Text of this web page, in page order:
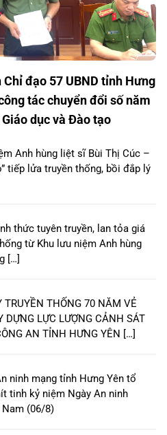
đạo 57 UBND tỉnh Hưng
tác chuyển đổi số năm
dục và Đào tạo
Anh hùng liệt sĩ Bùi Thị Cúc –
tiếp lửa truyền thống, bồi đắp lý
thức tuyên truyền, lan tỏa giá
từ Khu lưu niệm Anh hùng
[…]
TRUYỀN THỐNG 70 NĂM VẺ
DỰNG LỰC LƯỢNG CẢNH SÁT
AN TỈNH HƯNG YÊN […]
ninh mạng tỉnh Hưng Yên tổ
tinh kỷ niệm Ngày An ninh
(06/8)